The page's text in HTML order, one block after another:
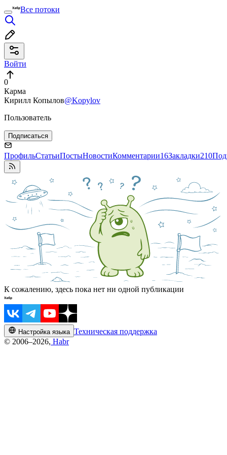
Все потоки
Войти
0
Карма
Кирилл Копылов@Kopylov
Пользователь
Подписаться
ПрофильСтатьиПостыНовостиКомментарии16Закладки210
К сожалению, здесь пока нет ни одной публикации
Настройка языка Техническая поддержка
© 2006–2026, Habr